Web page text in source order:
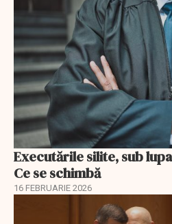
Executările silite, sub
Ce se schimbă
16 FEBRUARIE 2026